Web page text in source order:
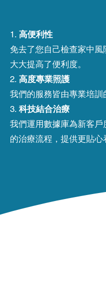
1. 高便利性
免去了您自己檢查家中風
大大提高了便利度。
2. 高度專業照護
我們的服務皆由專業培訓
3. 科技結合治療
我們運用數據庫為新客
的治療流程，提供更貼心